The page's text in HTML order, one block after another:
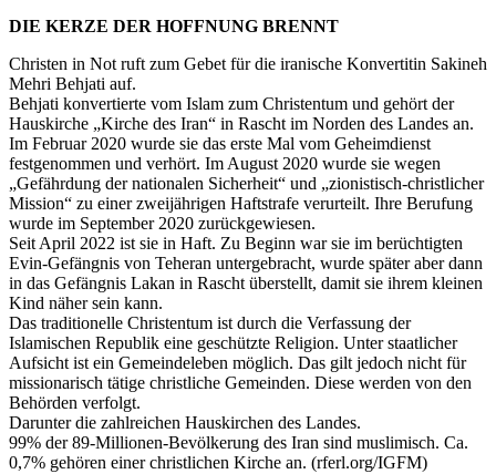
DIE KERZE DER HOFFNUNG BRENNT
Christen in Not ruft zum Gebet für die iranische Konvertitin Sakineh
Mehri Behjati auf.
Behjati konvertierte vom Islam zum Christentum und gehört der
Hauskirche „Kirche des Iran“ in Rascht im Norden des Landes an.
Im Februar 2020 wurde sie das erste Mal vom Geheimdienst
festgenommen und verhört. Im August 2020 wurde sie wegen
„Gefährdung der nationalen Sicherheit“ und „zionistisch-christlicher
Mission“ zu einer zweijährigen Haftstrafe verurteilt. Ihre Berufung
wurde im September 2020 zurückgewiesen.
Seit April 2022 ist sie in Haft. Zu Beginn war sie im berüchtigten
Evin-Gefängnis von Teheran untergebracht, wurde später aber dann
in das Gefängnis Lakan in Rascht überstellt, damit sie ihrem kleinen
Kind näher sein kann.
Das traditionelle Christentum ist durch die Verfassung der
Islamischen Republik eine geschützte Religion. Unter staatlicher
Aufsicht ist ein Gemeindeleben möglich. Das gilt jedoch nicht für
missionarisch tätige christliche Gemeinden. Diese werden von den
Behörden verfolgt.
Darunter die zahlreichen Hauskirchen des Landes.
99% der 89-Millionen-Bevölkerung des Iran sind muslimisch. Ca.
0,7% gehören einer christlichen Kirche an. (rferl.org/IGFM)